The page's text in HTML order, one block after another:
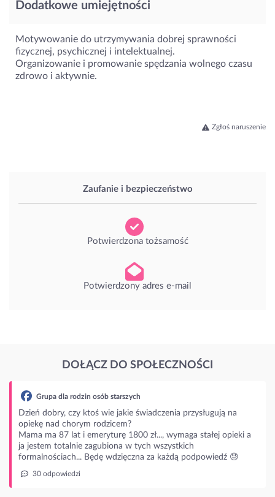
Zaufanie i bezpieczeństwo
Potwierdzona tożsamość
Potwierdzony adres e-mail
Dodatkowe umiejętności
Motywowanie do utrzymywania dobrej sprawności
fizycznej, psychicznej i intelektualnej.
Organizowanie i promowanie spędzania wolnego czasu
zdrowo i aktywnie.
Zgłoś naruszenie
DOŁĄCZ DO SPOŁECZNOŚCI
a